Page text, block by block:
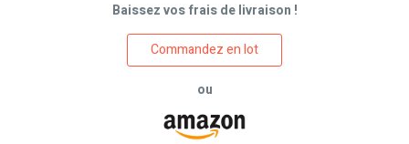
Baissez vos frais de livraison !
Commandez en lot
ou